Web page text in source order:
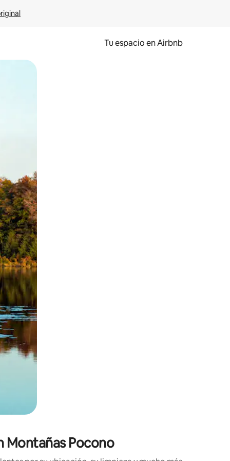
Tu espacio en Airbnb
tocando y deslizando la pantalla.
Montañas Pocono